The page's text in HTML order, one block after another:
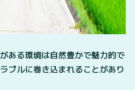
ある環境は自然豊かで魅力的で
ブルに巻き込まれることがあり